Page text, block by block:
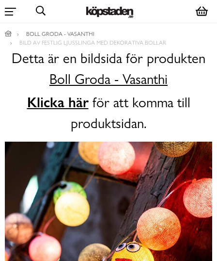
BOLL GRODA - VASANTHI
BILD AV FESTLIG LJUSSLINGA MED DEKORATIVA BOLLAR
Detta är en bildsida för produkten
Boll Groda - Vasanthi
Klicka härför att komma till
produktsidan.